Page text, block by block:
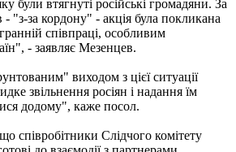
були втягнуті російські громадяни. За
- "з-за кордону" - акція була покликана
співпраці, особливим
- заявляє Мезенцев.
виходом з цієї ситуації
звільнення росіян і надання їм
додому", каже посол.
співробітники Слідчого комітету